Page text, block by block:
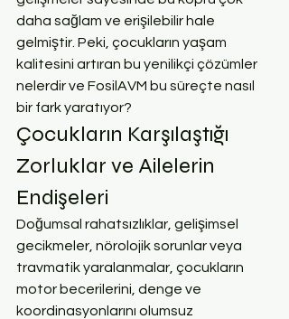
daha sağlam ve erişilebilir hale
gelmiştir. Peki, çocukların yaşam
kalitesini artıran bu yenilikçi çözümler
nelerdir ve FosilAVM bu süreçte nasıl
bir fark yaratıyor?
Çocukların Karşılaştığı
Zorluklar ve Ailelerin
Endişeleri
Doğumsal rahatsızlıklar, gelişimsel
gecikmeler, nörolojik sorunlar veya
travmatik yaralanmalar, çocukların
motor becerilerini, denge ve
koordinasyonlarını olumsuz